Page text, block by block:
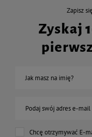
Zapisz
Zyskaj
Jak masz na imię?
Podaj swój adres e-mail
Chcę otrzymywać E-